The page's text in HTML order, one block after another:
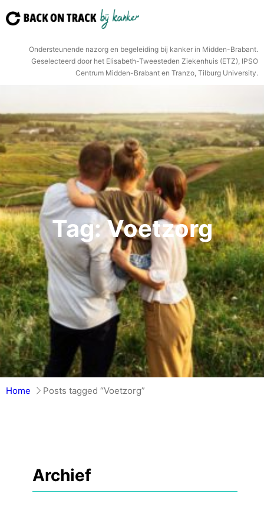
naar
Ondersteunende nazorg en begeleiding bij kanker in Midden-Brabant.
Geselecteerd door het Elisabeth-Tweesteden Ziekenhuis (ETZ), IPSO
Centrum Midden-Brabant en Tranzo, Tilburg University.
Tag:Voetzorg
Home Posts tagged “Voetzorg”
Archief